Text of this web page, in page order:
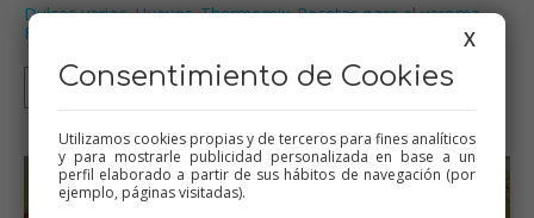
Dulces varios,Huevos,Thermomix,Recetas para el varoma,
Flanes y natillas
Thermomix Tradicional Olla GM Mambo
X
Consentimiento de Cookies
Utilizamos cookies propias y de terceros para fines analíticos
y para mostrarle publicidad personalizada en base a un
perfil elaborado a partir de sus hábitos de navegación (por
ejemplo, páginas visitadas).